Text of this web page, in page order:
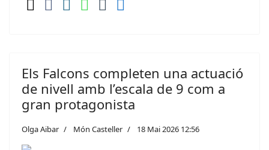
Els Falcons completen una actuació
de nivell amb l’escala de 9 com a
gran protagonista
Olga Aibar Món Casteller 18 Mai 2026 12:56